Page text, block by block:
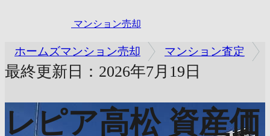
マンション売却
ホームズマンション売却 マンション査定
最終更新日：2026年7月19日
レピア高松 資産価